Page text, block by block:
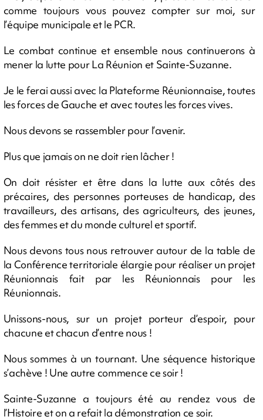
comme toujours vous pouvez compter sur moi, sur
l’équipe municipale et le PCR.
Le combat continue et ensemble nous continuerons à
mener la lutte pour La Réunion et Sainte-Suzanne.
Je le ferai aussi avec la Plateforme Réunionnaise, toutes
les forces de Gauche et avec toutes les forces vives.
Nous devons se rassembler pour l’avenir.
Plus que jamais on ne doit rien lâcher !
On doit résister et être dans la lutte aux côtés des
précaires, des personnes porteuses de handicap, des
travailleurs, des artisans, des agriculteurs, des jeunes,
des femmes et du monde culturel et sportif.
Nous devons tous nous retrouver autour de la table de
la Conférence territoriale élargie pour réaliser un projet
Réunionnais fait par les Réunionnais pour les
Réunionnais.
Unissons-nous, sur un projet porteur d’espoir, pour
chacune et chacun d’entre nous !
Nous sommes à un tournant. Une séquence historique
s’achève ! Une autre commence ce soir !
Sainte-Suzanne a toujours été au rendez vous de
l’Histoire et on a refait la démonstration ce soir.